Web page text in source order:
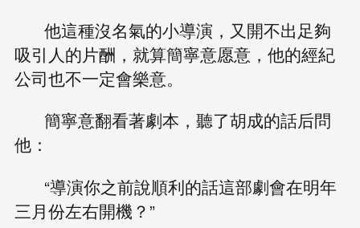
他這種沒名氣的小導演，又開不出足夠
吸引人的片酬，就算簡寧意愿意，他的經紀
公司也不一定會樂意。
簡寧意翻看著劇本，聽了胡成的話后問
他：
“導演你之前說順利的話這部劇會在明年
三月份左右開機？”